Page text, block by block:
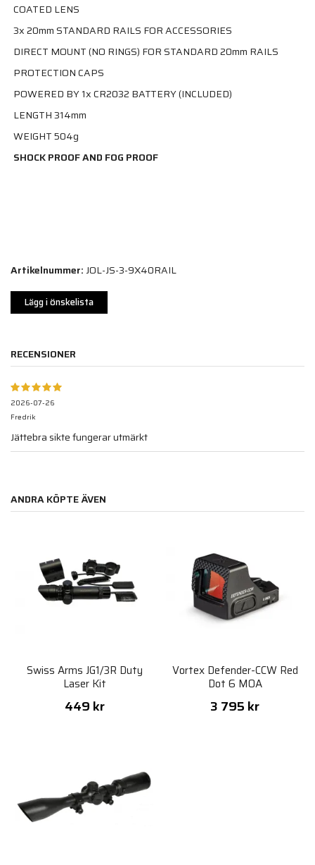
COATED LENS
3x 20mm STANDARD RAILS FOR ACCESSORIES
DIRECT MOUNT (NO RINGS) FOR STANDARD 20mm RAILS
PROTECTION CAPS
POWERED BY 1x CR2032 BATTERY (INCLUDED)
LENGTH 314mm
WEIGHT 504g
SHOCK PROOF AND FOG PROOF
Artikelnummer: JOL-JS-3-9X40RAIL
Lägg i önskelista
RECENSIONER
2026-07-26
Fredrik
Jättebra sikte fungerar utmärkt
ANDRA KÖPTE ÄVEN
Swiss Arms JG1/3R Duty
Laser Kit
449 kr
Vortex Defender-CCW Red
Dot 6 MOA
3 795 kr